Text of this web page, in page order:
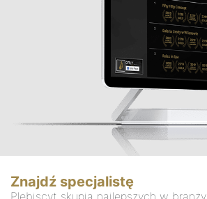
Znajdź specjalistę